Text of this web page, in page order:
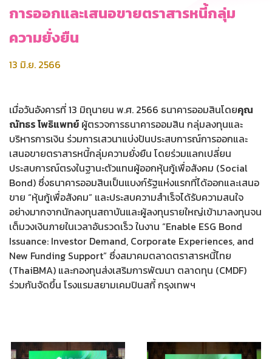
การออกและเสนอขายตราสารหนี้กลุ่ม
ความยั่งยืน
13 มิ.ย. 2566
เมื่อวันอังคารที่ 13 มิถุนายน พ.ศ. 2566 ธนาคารออมสินโดยคุณ
ณัทธร โพธิแพทย์ ผู้ตรวจการธนาคารออมสิน กลุ่มลงทุนและ
บริหารการเงิน ร่วมการเสวนาแบ่งปันประสบการณ์การออกและ
เสนอขายตราสารหนี้กลุ่มความยั่งยืน โดยร่วมแลกเปลี่ยน
ประสบการณ์ตรงในฐานะตัวแทนผู้ออกหุ้นกู้เพื่อสังคม (Social
Bond) ซึ่งธนาคารออมสินเป็นแบงก์รัฐแห่งแรกที่ได้ออกและเสนอ
ขาย “หุ้นกู้เพื่อสังคม” และประสบความสำเร็จได้รับความสนใจ
อย่างมากจากนักลงทุนสถาบันและผู้ลงทุนรายใหญ่เข้ามาลงทุนจน
เต็มวงเงินภายในเวลาอันรวดเร็ว ในงาน “Enable ESG Bond
Issuance: Investor Demand, Corporate Experiences, and
New Funding Support” ซึ่งสมาคมตลาดตราสารหนี้ไทย
(ThaiBMA) และกองทุนส่งเสริมการพัฒนา ตลาดทุน (CMDF)
ร่วมกันจัดขึ้น โรงแรมสยามเคมปินสกี้ กรุงเทพฯ